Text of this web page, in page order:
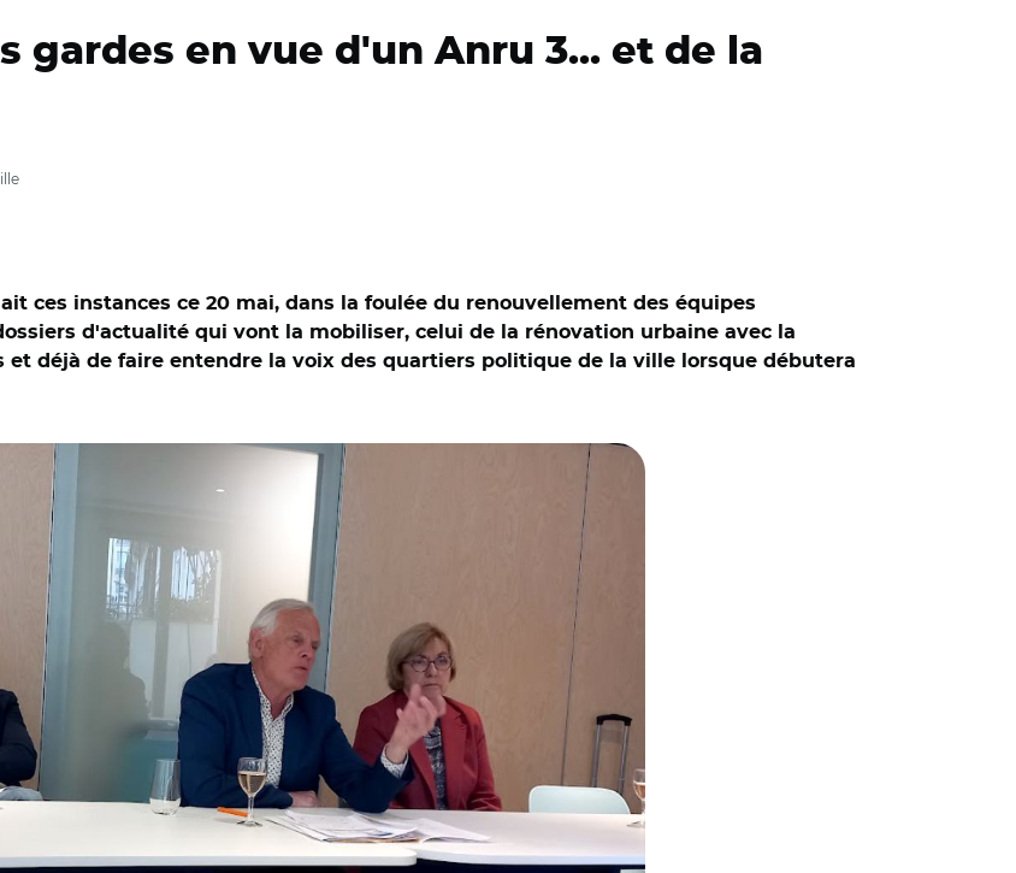
gardes en vue d'un Anru 3... et de la
ces instances ce 20 mai, dans la foulée du renouvellement des équipes
d'actualité qui vont la mobiliser, celui de la rénovation urbaine avec la
et déjà de faire entendre la voix des quartiers politique de la ville lorsque débutera